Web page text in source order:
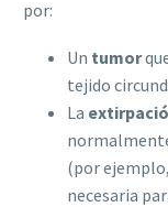
por:
Un tumor
tejido
La
(por
necesaria